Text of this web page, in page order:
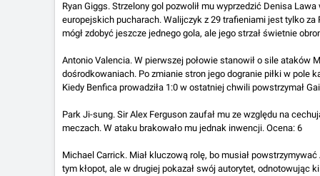
Ryan Giggs. Strzelony gol pozwolił mu wyprzedzić Denisa
europejskich pucharach. Walijczyk z 29 trafieniami jest tylko za
mógł zdobyć jeszcze jednego gola, ale jego strzał świetnie
Antonio Valencia. W pierwszej połowie stanowił o sile ataków
dośrodkowaniach. Po zmianie stron jego dogranie piłki w pole
Kiedy Benfica prowadziła 1:0 w ostatniej chwili powstrzymał
Park Ji-sung. Sir Alex Ferguson zaufał mu ze względu na
meczach. W ataku brakowało mu jednak inwencji. Ocena: 6
Michael Carrick. Miał kluczową rolę, bo musiał
tym kłopot, ale w drugiej pokazał swój autorytet, odnotowując